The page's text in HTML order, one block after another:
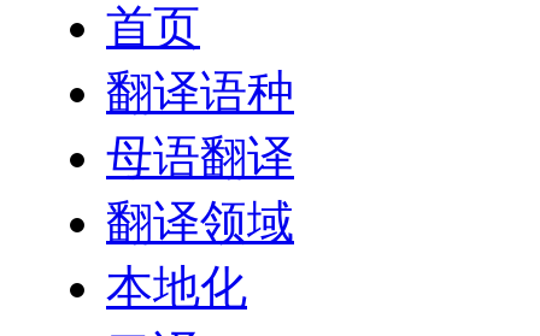
首页
翻译语种
母语翻译
翻译领域
本地化